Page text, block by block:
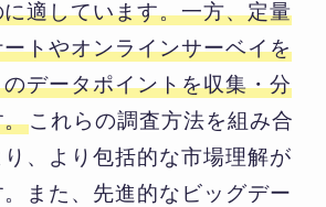
適しています。一方、定量
トやオンラインサーベイを
データポイントを収集・分
。これらの調査方法を組み合
、より包括的な市場理解が
また、先進的なビッグデー